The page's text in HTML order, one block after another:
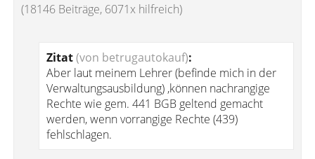
(18146 Beiträge, 6071x hilfreich)
Zitat(von betrugautokauf):
Aber laut meinem Lehrer (befinde mich in der
Verwaltungsausbildung) ,können nachrangige
Rechte wie gem. 441 BGB geltend gemacht
werden, wenn vorrangige Rechte (439)
fehlschlagen.